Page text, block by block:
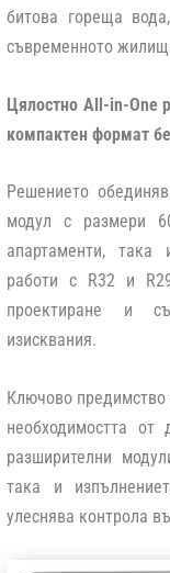
битова гореща
съвременното
Цялостно All-in-One
компактен формат
Решението
модул с размери
апартаменти,
работи с R32 и
проектиране и
изисквания.
Ключово предимство
необходимостта
разширителни
така и
улеснява контрола